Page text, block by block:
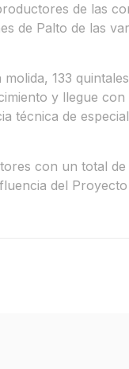
de las
de Palto de las
133
y llegue
técnica de
con un total
del